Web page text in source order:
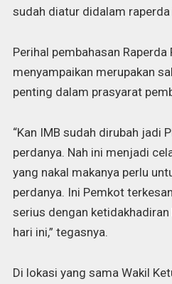
sudah diatur didalam raperda
Perihal pembahasan Raperda
menyampaikan merupakan
penting dalam prasyarat
“Kan IMB sudah dirubah jadi
perdanya. Nah ini menjadi
yang nakal makanya perlu
perdanya. Ini Pemkot
serius dengan
hari ini,” tegasnya.
Di lokasi yang sama Wakil